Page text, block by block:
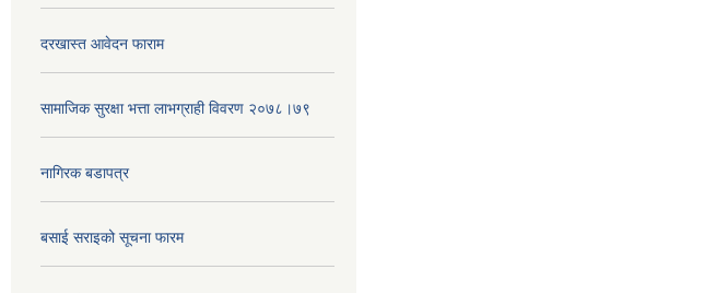
दरखास्त आवेदन फाराम
सामाजिक सुरक्षा भत्ता लाभग्राही विवरण २०७८।७९
नागिरक बडापत्र
बसाई सराइको सूचना फारम